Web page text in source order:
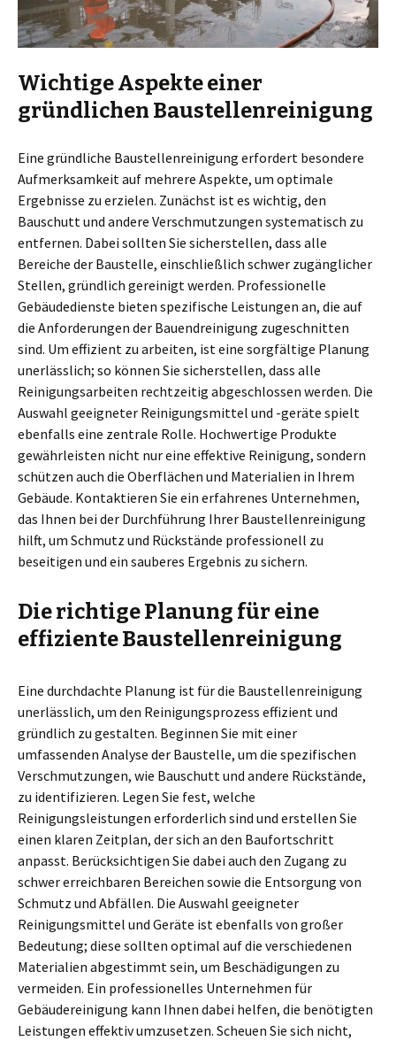
Wichtige Aspekte einer
gründlichen Baustellenreinigung
Eine gründliche Baustellenreinigung erfordert besondere
Aufmerksamkeit auf mehrere Aspekte, um optimale
Ergebnisse zu erzielen. Zunächst ist es wichtig, den
Bauschutt und andere Verschmutzungen systematisch zu
entfernen. Dabei sollten Sie sicherstellen, dass alle
Bereiche der Baustelle, einschließlich schwer zugänglicher
Stellen, gründlich gereinigt werden. Professionelle
Gebäudedienste bieten spezifische Leistungen an, die auf
die Anforderungen der Bauendreinigung zugeschnitten
sind. Um effizient zu arbeiten, ist eine sorgfältige Planung
unerlässlich; so können Sie sicherstellen, dass alle
Reinigungsarbeiten rechtzeitig abgeschlossen werden. Die
Auswahl geeigneter Reinigungsmittel und -geräte spielt
ebenfalls eine zentrale Rolle. Hochwertige Produkte
gewährleisten nicht nur eine effektive Reinigung, sondern
schützen auch die Oberflächen und Materialien in Ihrem
Gebäude. Kontaktieren Sie ein erfahrenes Unternehmen,
das Ihnen bei der Durchführung Ihrer Baustellenreinigung
hilft, um Schmutz und Rückstände professionell zu
beseitigen und ein sauberes Ergebnis zu sichern.
Die richtige Planung für eine
effiziente Baustellenreinigung
Eine durchdachte Planung ist für die Baustellenreinigung
unerlässlich, um den Reinigungsprozess effizient und
gründlich zu gestalten. Beginnen Sie mit einer
umfassenden Analyse der Baustelle, um die spezifischen
Verschmutzungen, wie Bauschutt und andere Rückstände,
zu identifizieren. Legen Sie fest, welche
Reinigungsleistungen erforderlich sind und erstellen Sie
einen klaren Zeitplan, der sich an den Baufortschritt
anpasst. Berücksichtigen Sie dabei auch den Zugang zu
schwer erreichbaren Bereichen sowie die Entsorgung von
Schmutz und Abfällen. Die Auswahl geeigneter
Reinigungsmittel und Geräte ist ebenfalls von großer
Bedeutung; diese sollten optimal auf die verschiedenen
Materialien abgestimmt sein, um Beschädigungen zu
vermeiden. Ein professionelles Unternehmen für
Gebäudereinigung kann Ihnen dabei helfen, die benötigten
Leistungen effektiv umzusetzen. Scheuen Sie sich nicht,